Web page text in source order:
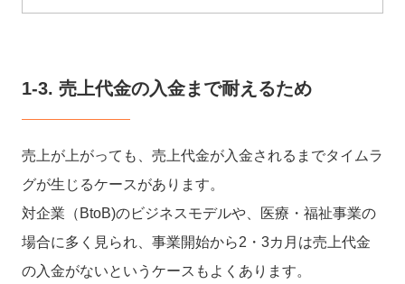
1-3. 売上代金の入金まで耐えるため
売上が上がっても、売上代金が入金されるまでタイムラ
グが生じるケースがあります。
対企業（BtoB)のビジネスモデルや、医療・福祉事業の
場合に多く見られ、事業開始から2・3カ月は売上代金
の入金がないというケースもよくあります。